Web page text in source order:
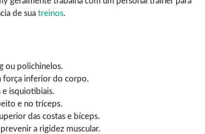
de sua treinos.
ou polichinelos.
força inferior do corpo.
e isquiotibiais.
e no tríceps.
das costas e bíceps.
a rigidez muscular.